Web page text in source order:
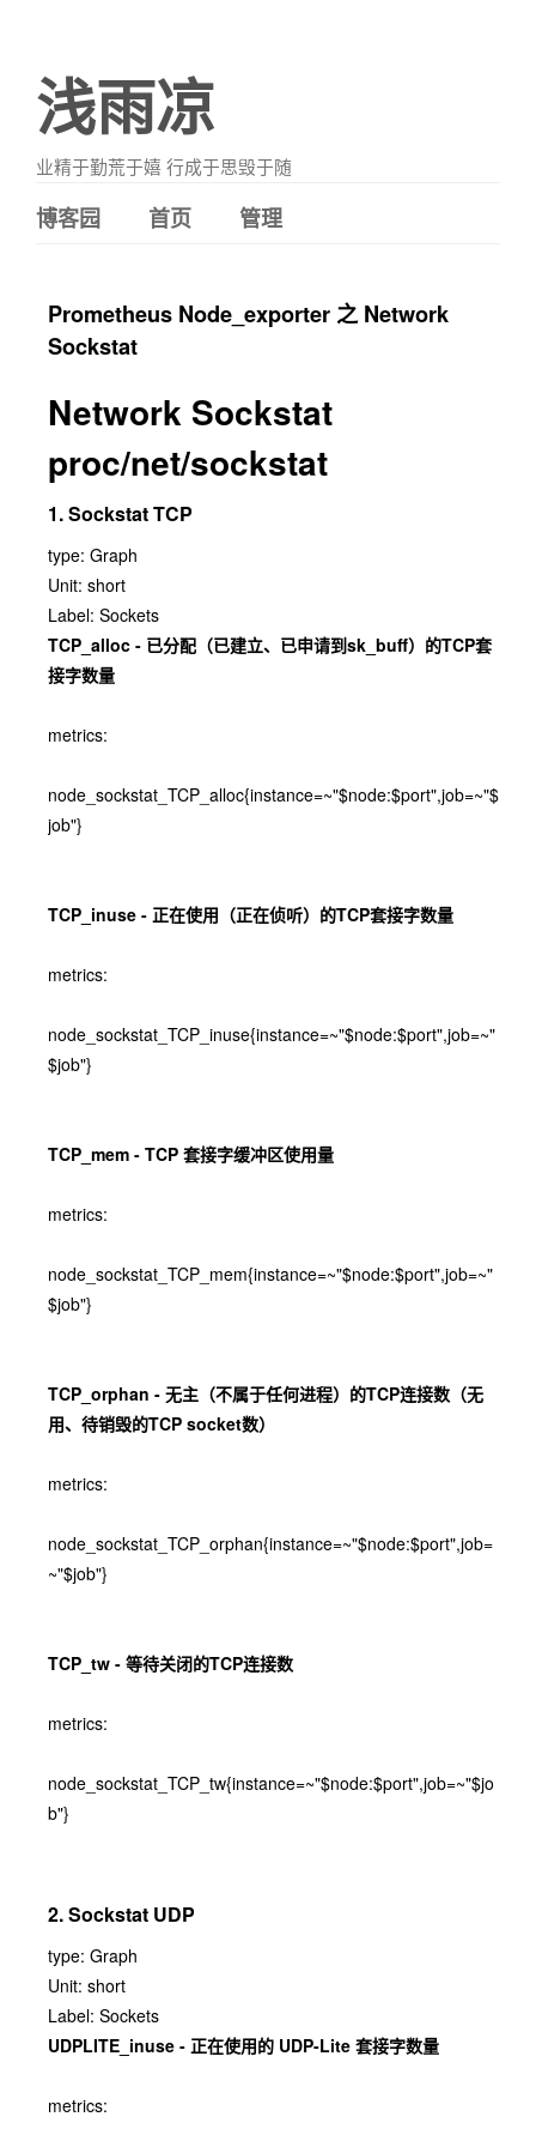
浅雨凉
业精于勤荒于嬉 行成于思毁于随
博客园 首页 管理
Prometheus Node_exporter 之 Network
Sockstat
Network Sockstat
proc/net/sockstat
1. Sockstat TCP
type: Graph
Unit: short
Label: Sockets
TCP_alloc - 已分配（已建立、已申请到sk_buff）的TCP套
接字数量
metrics:
node_sockstat_TCP_alloc{instance=~"$node:$port",job=~"$
job"}
TCP_inuse - 正在使用（正在侦听）的TCP套接字数量
metrics:
node_sockstat_TCP_inuse{instance=~"$node:$port",job=~"
$job"}
TCP_mem - TCP 套接字缓冲区使用量
metrics:
node_sockstat_TCP_mem{instance=~"$node:$port",job=~"
$job"}
TCP_orphan - 无主（不属于任何进程）的TCP连接数（无
用、待销毁的TCP socket数）
metrics:
node_sockstat_TCP_orphan{instance=~"$node:$port",job=
~"$job"}
TCP_tw - 等待关闭的TCP连接数
metrics:
node_sockstat_TCP_tw{instance=~"$node:$port",job=~"$jo
b"}
2. Sockstat UDP
type: Graph
Unit: short
Label: Sockets
UDPLITE_inuse - 正在使用的 UDP-Lite 套接字数量
metrics: